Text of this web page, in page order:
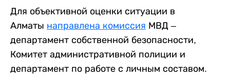
Для объективной оценки ситуации в
Алматы направлена комиссия МВД –
департамент собственной безопасности,
Комитет административной полиции и
департамент по работе с личным составом.